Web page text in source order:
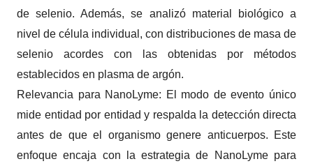
de selenio. Además, se analizó material biológico a
nivel de célula individual, con distribuciones de masa de
selenio acordes con las obtenidas por métodos
establecidos en plasma de argón.
Relevancia para NanoLyme: El modo de evento único
mide entidad por entidad y respalda la detección directa
antes de que el organismo genere anticuerpos. Este
enfoque encaja con la estrategia de NanoLyme para